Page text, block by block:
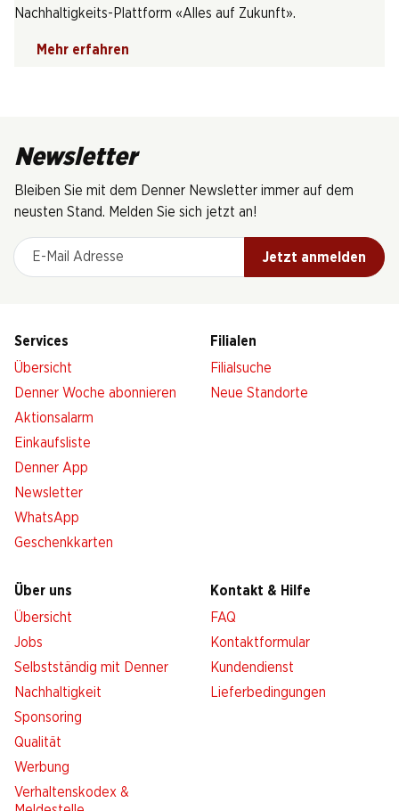
Nachhaltigkeits-Plattform «Alles auf Zukunft».
Mehr erfahren
Newsletter
Bleiben Sie mit dem Denner Newsletter immer auf dem
neusten Stand. Melden Sie sich jetzt an!
E-Mail Adresse
Jetzt anmelden
Services
Übersicht
Denner Woche abonnieren
Aktionsalarm
Einkaufsliste
Denner App
Newsletter
WhatsApp
Geschenkkarten
Filialen
Filialsuche
Neue Standorte
Über uns
Übersicht
Jobs
Selbstständig mit Denner
Nachhaltigkeit
Sponsoring
Qualität
Werbung
Verhaltenskodex &
Kontakt & Hilfe
FAQ
Kontaktformular
Kundendienst
Lieferbedingungen